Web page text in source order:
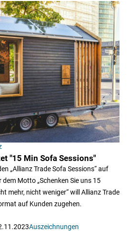
"15 Min Sofa Sessions"
„Allianz Trade Sofa Sessions“ auf
Motto „Schenken Sie uns 15
mehr, nicht weniger“ will Allianz Trade
auf Kunden zugehen.
Auszeichnungen